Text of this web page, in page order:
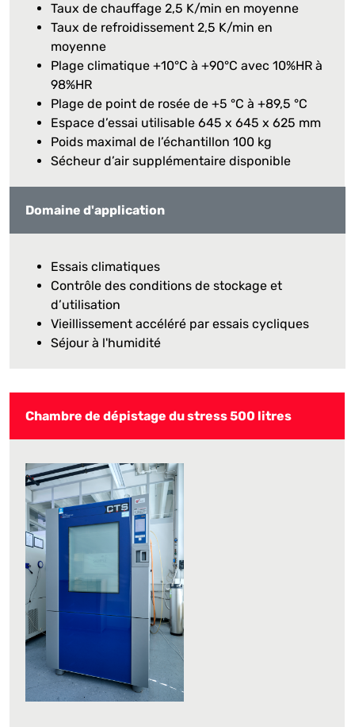
Taux de chauffage 2,5 K/min en moyenne
Taux de refroidissement 2,5 K/min en
moyenne
Plage climatique +10°C à +90°C avec 10%HR à
98%HR
Plage de point de rosée de +5 °C à +89,5 °C
Espace d’essai utilisable 645 x 645 x 625 mm
Poids maximal de l’échantillon 100 kg
Sécheur d’air supplémentaire disponible
Domaine d'application
Essais climatiques
Contrôle des conditions de stockage et
d’utilisation
Vieillissement accéléré par essais cycliques
Séjour à l'humidité
Chambre de dépistage du stress 500 litres